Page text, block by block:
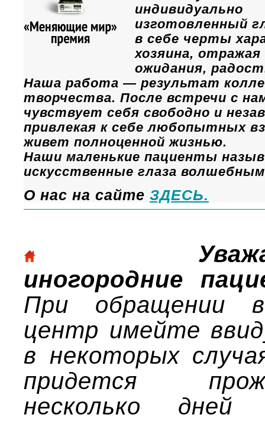
индивидуально
изготовленный
в себе черты
хозяина, отражая
ожидания,
Наша работа — результат
творчества. После встречи с
чувствует себя свободно и
привлекая к себе любопытных
живет полноценной жизнью.
Наши маленькие пациенты
искусственные глаза
О нас на сайте ЗДЕСЬ.
иногородние
При обращении
центр имейте
в некоторых
придется
несколько